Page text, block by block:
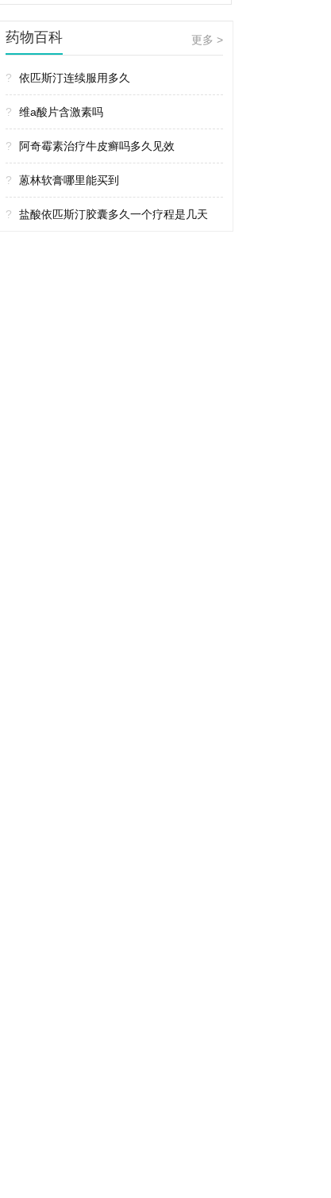
药物百科 更多 >
? 依匹斯汀连续服用多久
? 维a酸片含激素吗
? 阿奇霉素治疗牛皮癣吗多久见效
? 蒽林软膏哪里能买到
? 盐酸依匹斯汀胶囊多久一个疗程是几天